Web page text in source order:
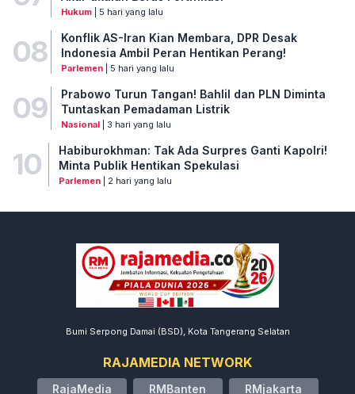
Hukum| 5 hari yang lalu
08
Konflik AS-Iran Kian Membara, DPR Desak
Indonesia Ambil Peran Hentikan Perang!
Parlemen| 5 hari yang lalu
09
Prabowo Turun Tangan! Bahlil dan PLN Diminta
Tuntaskan Pemadaman Listrik
Nasional| 3 hari yang lalu
10
Habiburokhman: Tak Ada Surpres Ganti Kapolri!
Minta Publik Hentikan Spekulasi
Parlemen| 2 hari yang lalu
Bumi Serpong Damai (BSD), Kota Tangerang Selatan
RAJAMEDIA NETWORK
RajaMedia RMBanten RMjakarta